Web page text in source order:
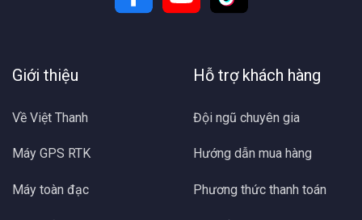
Giới thiệu
Về Việt Thanh
Máy GPS RTK
Máy toàn đạc
Hỗ trợ khách hàng
Đội ngũ chuyên gia
Hướng dẫn mua hàng
Phương thức thanh toán